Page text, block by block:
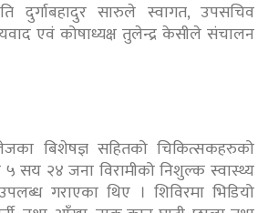
दुर्गाबहादुर सारुले स्वागत, उपसचिव
एवं कोषाध्यक्ष तुलेन्द्र केसीले संचालन
बिशेषज्ञ सहितको चिकित्सकहरुको
५ सय २४ जना विरामीको निशुल्क स्वास्थ्य
गराएका थिए । शिविरमा भिडियो